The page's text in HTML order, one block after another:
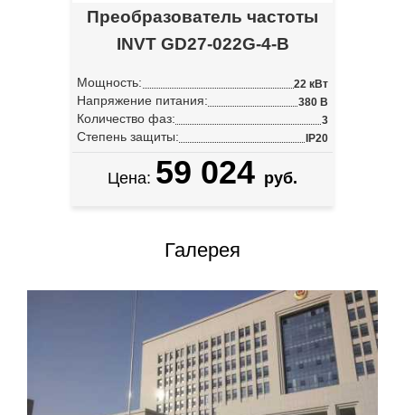
Преобразователь частоты
INVT GD27-022G-4-B
Мощность: 22 кВт
Напряжение питания: 380 В
Количество фаз: 3
Степень защиты: IP20
Цена: 59 024 руб.
Галерея